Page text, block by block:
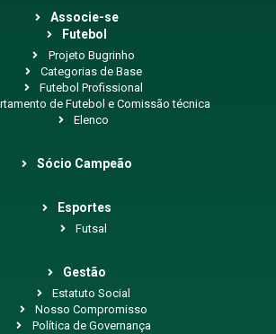
Associe-se
Futebol
Projeto Bugrinho
Categorias de Base
Futebol Profissional
de Futebol e Comissão técnica
Elenco
Sócio Campeão
Esportes
Futsal
Gestão
Estatuto Social
Nosso Compromisso
Política de Governança